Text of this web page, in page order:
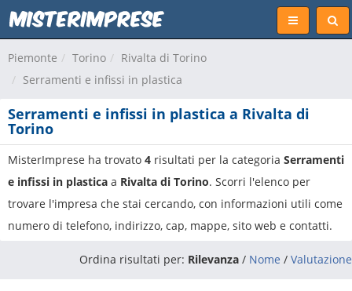
Piemonte Torino
Rivalta di Torino
Serramenti e infissi in plastica
Serramenti e infissi in plastica a Rivalta di
Torino
MisterImprese ha trovato 4 risultati per la categoria Serramenti
e infissi in plastica a Rivalta di Torino. Scorri l'elenco per
trovare l'impresa che stai cercando, con informazioni utili come
numero di telefono, indirizzo, cap, mappe, sito web e contatti.
Ordina risultati per: Rilevanza / Nome / Valutazione